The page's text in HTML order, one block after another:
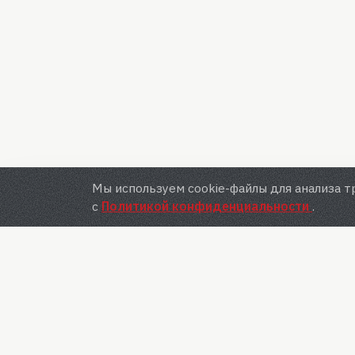
Мы используем cookie-файлы для анализа
сПолитикой конфиденциальности.